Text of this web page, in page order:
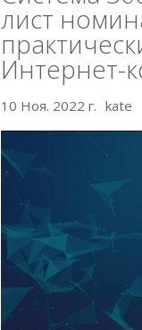
лист
Интернет-
10 Ноя. 2022 г. kate